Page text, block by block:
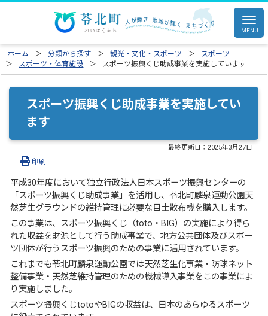
ホーム 分類から探す 観光・文化・スポーツ
スポーツ
スポーツ・体育施設
スポーツ振興くじ助成事業を実施しています
スポーツ振興くじ助成事業を実施してい
ます
最終更新日：2025年3月27日
印刷
平成30年度において独立行政法人日本スポーツ振興センターの
「スポーツ振興くじ助成事業」を活用し、苓北町麟泉運動公園天
然芝生グラウンドの維持管理に必要な目土散布機を購入します。
この事業は、スポーツ振興くじ（toto・BIG）の実施により得ら
れた収益を財源として行う助成事業で、地方公共団体及びスポー
ツ団体が行うスポーツ振興のための事業に活用されています。
これまでも苓北町麟泉運動公園では天然芝生化事業・防球ネット
整備事業・天然芝維持管理のための機械導入事業をこの事業によ
り実施しました。
スポーツ振興くじtotoやBIGの収益は、日本のあらゆるスポーツ